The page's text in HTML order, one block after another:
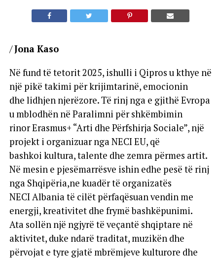
/Jona Kaso
Në fund të tetorit 2025, ishulli i Qipros u kthye në
një pikë takimi për krijimtarinë, emocionin
dhe lidhjen njerëzore. Të rinj nga e gjithë Evropa
u mblodhën në Paralimni për shkëmbimin
rinor Erasmus+ “Arti dhe Përfshirja Sociale”, një
projekt i organizuar nga NECI EU, që
bashkoi kultura, talente dhe zemra përmes artit.
Në mesin e pjesëmarrësve ishin edhe pesë të rinj
nga Shqipëria,ne kuadër të organizatës
NECI Albania të cilët përfaqësuan vendin me
energji, kreativitet dhe frymë bashkëpunimi.
Ata sollën një ngjyrë të veçantë shqiptare në
aktivitet, duke ndarë traditat, muzikën dhe
përvojat e tyre gjatë mbrëmjeve kulturore dhe